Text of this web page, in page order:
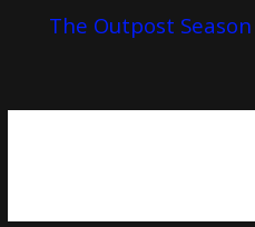
The Outpost